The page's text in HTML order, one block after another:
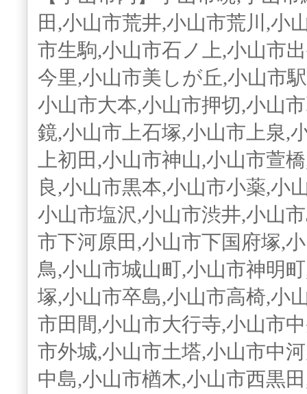
田,小山市荒井,小山市荒川,小
市生駒,小山市石ノ上,小山市
今里,小山市美しが丘,小山市
小山市大本,小山市押切,小山
鏡,小山市上石塚,小山市上泉,
上初田,小山市神山,小山市萱
良,小山市黒本,小山市小薬,小
小山市塩沢,小山市渋井,小山
市下河原田,小山市下国府塚,
鳥,小山市城山町,小山市神明
塚,小山市卒島,小山市高椅,小
市田間,小山市大行寺,小山市
市外城,小山市土塔,小山市中
中島,小山市楢木,小山市西黒